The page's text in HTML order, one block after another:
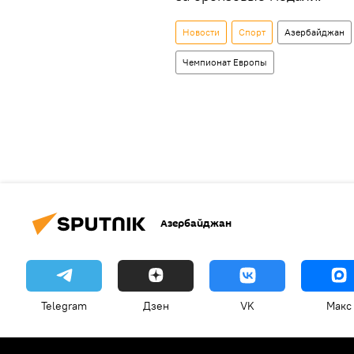
Новости Спорт Азербайджан
Чемпионат Европы
Азербайджан
Telegram Дзен VK Макс